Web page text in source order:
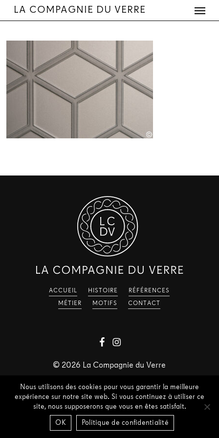
LA COMPAGNIE DU VERRE
ACCUEIL HISTOIRE RÉFÉRENCES
MÉTIER MOTIFS CONTACT
© 2026 La Compagnie du Verre
Nous utilisons des cookies pour vous garantir la meilleure
expérience sur notre site web. Si vous continuez à utiliser ce
site, nous supposerons que vous en êtes satisfait.
OK Politique de confidentialité